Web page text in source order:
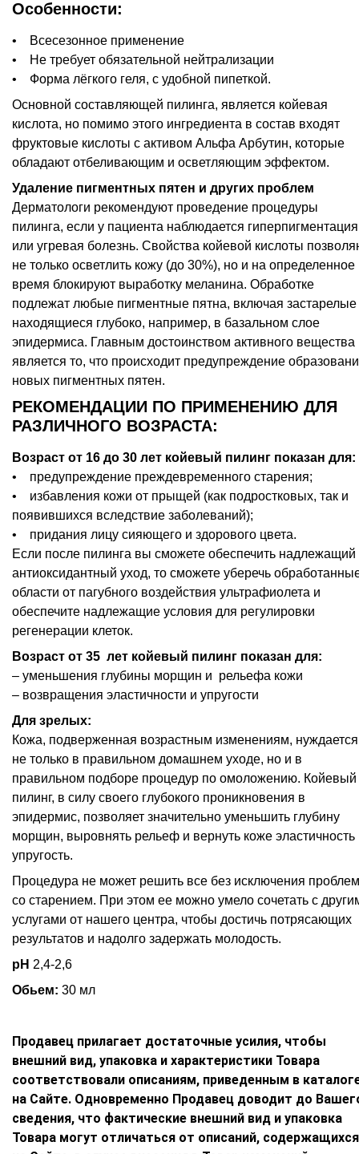
Особенности:
• Всесезонное применение
• Не требует обязательной нейтрализации
• Форма лёгкого геля, с удобной пипеткой.
Основной составляющей пилинга, является койевая
кислота, но помимо этого ингредиента в состав входят
фруктовые кислоты с активом Альфа Арбутин, которые
обладают отбеливающим и осветляющим эффектом.
Удаление пигментных пятен и других проблем
Дерматологи рекомендуют проведение процедуры
пилинга, если у пациента наблюдается гиперпигментация
или угревая болезнь. Свойства койевой кислоты
не только осветлить кожу (до 30%), но и на определенное
время блокируют выработку меланина. Обработке
подлежат любые пигментные пятна, включая застарелые
находящиеся глубоко, например, в базальном слое
эпидермиса. Главным достоинством активного вещества
является то, что происходит предупреждение
новых пигментных пятен.
РЕКОМЕНДАЦИИ ПО ПРИМЕНЕНИЮ ДЛЯ
РАЗЛИЧНОГО ВОЗРАСТА:
Возраст от 16 до 30 лет койевый пилинг показан для:
• предупреждение преждевременного старения;
• избавления кожи от прыщей (как подростковых, так и
появившихся вследствие заболеваний);
• придания лицу сияющего и здорового цвета.
Если после пилинга вы сможете обеспечить надлежащий
антиоксидантный уход, то сможете уберечь
области от пагубного воздействия ультрафиолета и
обеспечите надлежащие условия для регулировки
регенерации клеток.
Возраст от 35 лет койевый пилинг показан для:
– уменьшения глубины морщин и рельефа кожи
– возвращения эластичности и упругости
Для зрелых:
Кожа, подверженная возрастным изменениям, нуждается
не только в правильном домашнем уходе, но и в
правильном подборе процедур по омоложению. Койевый
пилинг, в силу своего глубокого проникновения в
эпидермис, позволяет значительно уменьшить глубину
морщин, выровнять рельеф и вернуть коже эластичность
упругость.
Процедура не может решить все без исключения
со старением. При этом ее можно умело сочетать с
услугами от нашего центра, чтобы достичь потрясающих
результатов и надолго задержать молодость.
pH 2,4-2,6
Обьем: 30 мл
Продавец прилагает достаточные усилия, чтобы
внешний вид, упаковка и характеристики Товара
соответствовали описаниям, приведенным в
на Сайте. Одновременно Продавец доводит до
сведения, что фактические внешний вид и упаковка
Товара могут отличаться от описаний, содержащихся